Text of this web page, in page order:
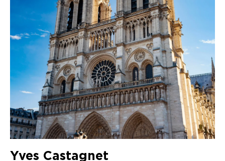
Yves Castagnet